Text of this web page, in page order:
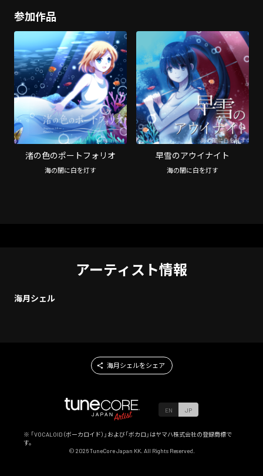
参加作品
渚の色のポートフォリオ
海の闇に白を灯す
早雪のアウイナイト
海の闇に白を灯す
アーティスト情報
海月シェル
海月シェルをシェア
EN JP
※ 「VOCALOID（ボーカロイド）」および「ボカロ」はヤマハ株式会社の登録商標で
す。
© 2026TuneCore Japan KK. All Rights Reserved.